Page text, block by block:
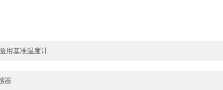
用基准温度计
器